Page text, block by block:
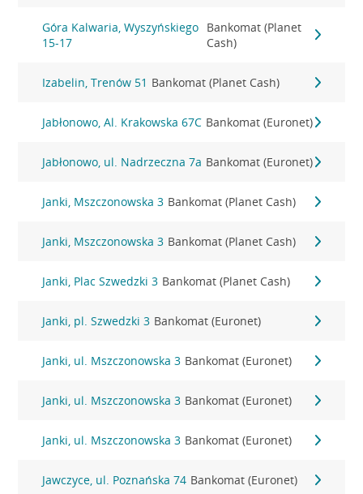
Góra Kalwaria, Wyszyńskiego
15-17
Bankomat (Planet
Cash)
Izabelin, Trenów 51 Bankomat (Planet Cash)
Jabłonowo, Al. Krakowska 67C Bankomat (Euronet)
Jabłonowo, ul. Nadrzeczna 7a Bankomat (Euronet)
Janki, Mszczonowska 3 Bankomat (Planet Cash)
Janki, Mszczonowska 3 Bankomat (Planet Cash)
Janki, Plac Szwedzki 3 Bankomat (Planet Cash)
Janki, pl. Szwedzki 3 Bankomat (Euronet)
Janki, ul. Mszczonowska 3 Bankomat (Euronet)
Janki, ul. Mszczonowska 3 Bankomat (Euronet)
Janki, ul. Mszczonowska 3 Bankomat (Euronet)
Jawczyce, ul. Poznańska 74 Bankomat (Euronet)